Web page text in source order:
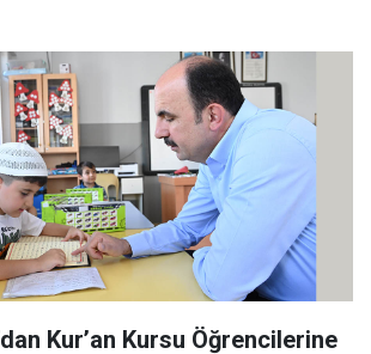
Kur’an Kursu Öğrencilerine